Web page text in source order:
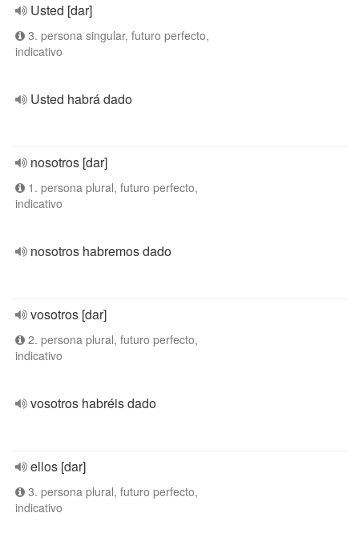
Usted [dar]
3. persona singular, futuro perfecto,
indicativo
Usted habrá dado
nosotros [dar]
1. persona plural, futuro perfecto,
indicativo
nosotros habremos dado
vosotros [dar]
2. persona plural, futuro perfecto,
indicativo
vosotros habréis dado
ellos [dar]
3. persona plural, futuro perfecto,
indicativo